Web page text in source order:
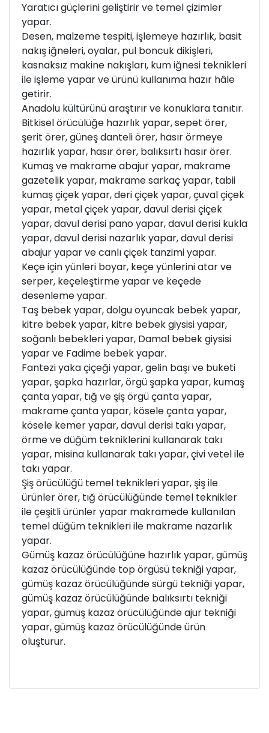
Yaratıcı güçlerini geliştirir ve temel çizimler
yapar.
Desen, malzeme tespiti, işlemeye hazırlık, basit
nakış iğneleri, oyalar, pul boncuk dikişleri,
kasnaksız makine nakışları, kum iğnesi teknikleri
ile işleme yapar ve ürünü kullanıma hazır hâle
getirir.
Anadolu kültürünü araştırır ve konuklara tanıtır.
Bitkisel örücülüğe hazırlık yapar, sepet örer,
şerit örer, güneş danteli örer, hasır örmeye
hazırlık yapar, hasır örer, balıksırtı hasır örer.
Kumaş ve makrame abajur yapar, makrame
gazetelik yapar, makrame sarkaç yapar, tabii
kumaş çiçek yapar, deri çiçek yapar, çuval çiçek
yapar, metal çiçek yapar, davul derisi çiçek
yapar, davul derisi pano yapar, davul derisi kukla
yapar, davul derisi nazarlık yapar, davul derisi
abajur yapar ve canlı çiçek tanzimi yapar.
Keçe için yünleri boyar, keçe yünlerini atar ve
serper, keçeleştirme yapar ve keçede
desenleme yapar.
Taş bebek yapar, dolgu oyuncak bebek yapar,
kitre bebek yapar, kitre bebek giysisi yapar,
soğanlı bebekleri yapar, Damal bebek giysisi
yapar ve Fadime bebek yapar.
Fantezi yaka çiçeği yapar, gelin başı ve buketi
yapar, şapka hazırlar, örgü şapka yapar, kumaş
çanta yapar, tığ ve şiş örgü çanta yapar,
makrame çanta yapar, kösele çanta yapar,
kösele kemer yapar, davul derisi takı yapar,
örme ve düğüm tekniklerini kullanarak takı
yapar, misina kullanarak takı yapar, çivi vetel ile
takı yapar.
Şiş örücülüğü temel teknikleri yapar, şiş ile
ürünler örer, tığ örücülüğünde temel teknikler
ile çeşitli ürünler yapar makramede kullanılan
temel düğüm teknikleri ile makrame nazarlık
yapar.
Gümüş kazaz örücülüğüne hazırlık yapar, gümüş
kazaz örücülüğünde top örgüsü tekniği yapar,
gümüş kazaz örücülüğünde sürgü tekniği yapar,
gümüş kazaz örücülüğünde balıksırtı tekniği
yapar, gümüş kazaz örücülüğünde ajur tekniği
yapar, gümüş kazaz örücülüğünde ürün
oluşturur.